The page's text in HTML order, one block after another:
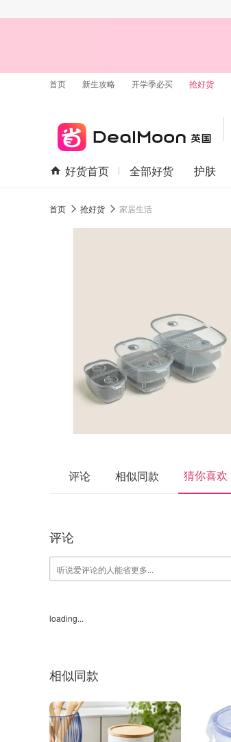
首页 新生攻略 开学季必买 抢好货
好货首页 全部好货 护肤
首页 抢好货 家居生活
评论 相似同款 猜你喜欢
评论
loading...
相似同款